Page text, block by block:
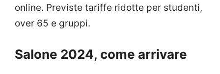
online. Previste tariffe ridotte per studenti,
over 65 e gruppi.
Salone 2024, come arrivare